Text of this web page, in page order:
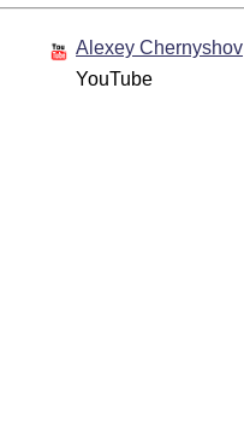
Alexey Chernyshov
YouTube